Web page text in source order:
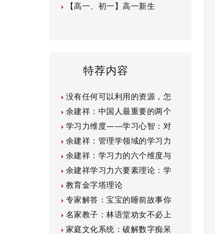
【高一、初一】高一新生
特荐内容
没有任何可以利用的资源，怎
余建祥：中国人最重要的两个
学习力维度——学习心智：对
余建祥：管理学领域的学习力
余建祥：学习力的六个维度与
余建祥学习力六要素理论：学
教育金字塔理论
专家解答：宝宝的睡前故事你
名家教子：林语堂劝女不必上
家庭文化系统：破解数字痴呆